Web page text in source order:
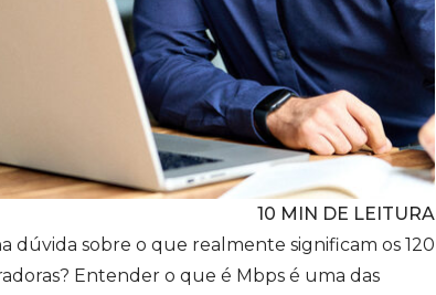
10 MIN DE LEITURA
sobre o que realmente significam os 120
Entender o que é Mbps é uma das